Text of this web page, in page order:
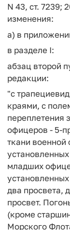
N 43, ст. 7239;
изменения:
а) в
в разделе I:
абзац второй
редакции:
"с
краями, с
переплетения
офицеров - 5-
ткани военной
младших
два просвета,
просвет.
(кроме
Морского